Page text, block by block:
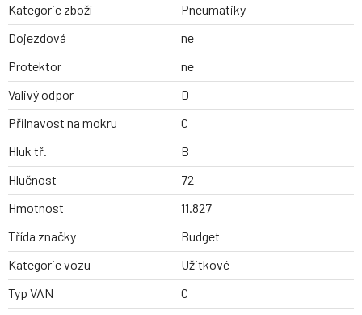
Kategorie zboží
Pneumatiky
Dojezdová
ne
Protektor
ne
Valivý odpor
D
Přilnavost na mokru
C
Hluk tř.
B
Hlučnost
72
Hmotnost
11.827
Třída značky
Budget
Kategorie vozu
Užitkové
Typ VAN
C